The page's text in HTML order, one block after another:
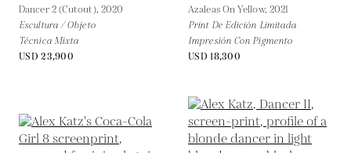
Dancer 2 (Cutout), 2020
Escultura / Objeto
Técnica Mixta
USD 23,900
Azaleas On Yellow, 2021
Print De Edición Limitada
Impresión Con Pigmento
USD 18,300